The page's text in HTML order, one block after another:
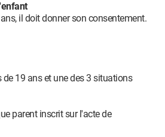
il doit donner son consentement.
de 19 ans et une des 3 situations
parent inscrit sur l'acte de